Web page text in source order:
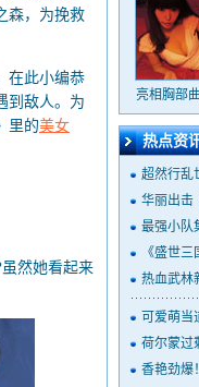
森，为挽救
在此小编恭
到敌人。为
里的美女
然她看起来
亮相胸部
热点资
超然行乱
华丽出击
最强小队
《盛世
热血武林
可爱萌当
荷尔蒙过
香艳劲爆